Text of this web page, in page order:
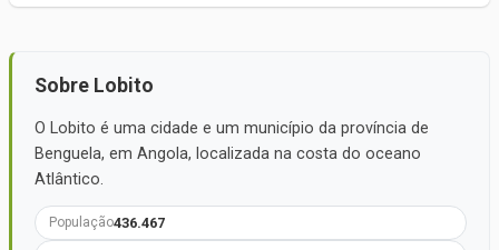
Sobre Lobito
O Lobito é uma cidade e um município da província de
Benguela, em Angola, localizada na costa do oceano
Atlântico.
População436.467